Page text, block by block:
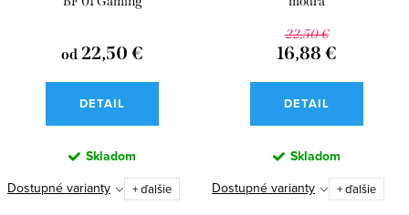
od 22,50 €
DETAIL
Skladom
Dostupné varianty + ďalšie
22,50 €
16,88 €
DETAIL
Skladom
Dostupné varianty + ďalšie